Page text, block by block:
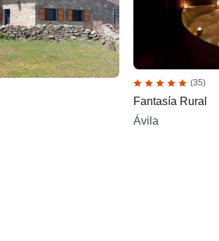
(35)
Fantasía Rural
Ávila